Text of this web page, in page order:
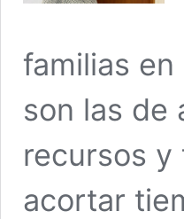
familias
son las de
recursos y
acortar